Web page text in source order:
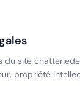
du site
propriété